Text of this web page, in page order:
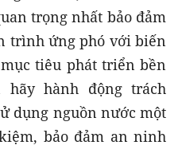
trọng nhất bảo đảm
trình ứng phó với biến
tiêu phát triển bền
hành động trách
dụng nguồn nước một
bảo đảm an ninh